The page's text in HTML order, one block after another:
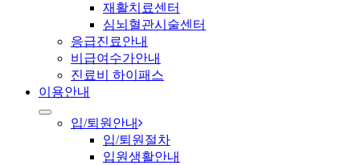
재활치료센터
심뇌혈관시술센터
응급진료안내
비급여수가안내
진료비 하이패스
이용안내
입/퇴원안내
입/퇴원절차
입원생활안내